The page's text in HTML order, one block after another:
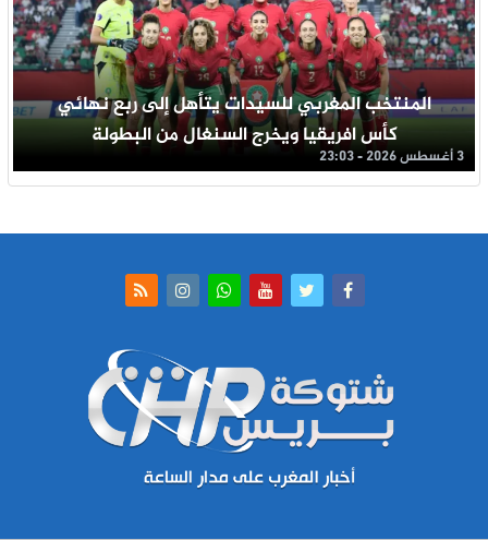
المنتخب المغربي للسيدات يتأهل إلى ربع نهائي
كأس افريقيا ويخرج السنغال من البطولة
3 أغسطس 2026 - 23:03